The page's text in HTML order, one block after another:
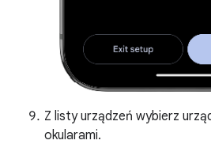
Z listy urządzeń wybierz
okularami.